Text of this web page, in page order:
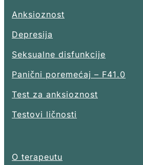
Anksioznost
Depresija
Seksualne disfunkcije
Panični poremećaj – F41.0
Test za anksioznost
Testovi ličnosti
O terapeutu